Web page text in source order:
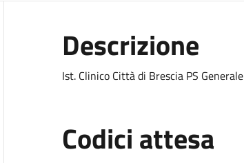
Descrizione
Ist. Clinico Città di Brescia PS Generale
Codici attesa